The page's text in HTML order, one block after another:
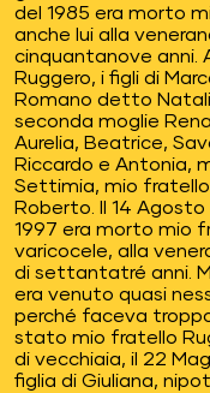
del 1985 era morto
anche lui alla
cinquantanove anni.
Ruggero, i figli di
Romano detto
seconda moglie
Aurelia, Beatrice,
Riccardo e Antonia,
Settimia, mio fratello
Roberto. Il 14 Agosto
1997 era morto mio
varicocele, alla
di settantatré anni.
era venuto quasi
perché faceva
stato mio fratello
di vecchiaia, il 22
figlia di Giuliana,